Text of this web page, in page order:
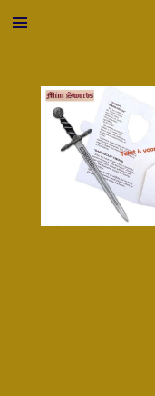
Ga
hoofdinhoud